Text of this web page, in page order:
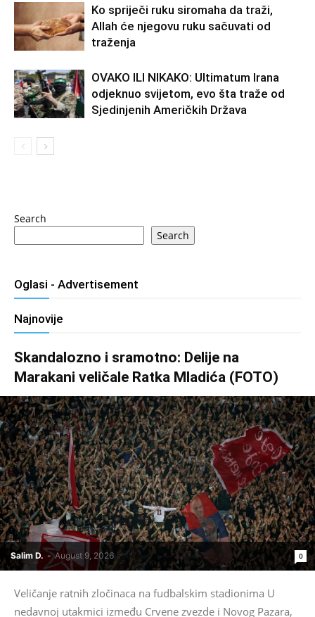
Ko spriječi ruku siromaha da traži,
Allah će njegovu ruku sačuvati od
traženja
OVAKO ILI NIKAKO: Ultimatum Irana
odjeknuo svijetom, evo šta traže od
Sjedinjenih Američkih Država
Search
Search
Oglasi - Advertisement
Najnovije
Skandalozno i sramotno: Delije na
Marakani veličale Ratka Mladića (FOTO)
Salim D. - August 9, 2026 0
Veličanje ratnih zločinaca na fudbalskim stadionima U
nedavnoj utakmici između Crvene zvezde i Novog Pazara,